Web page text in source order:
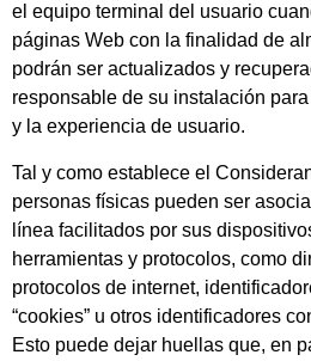
el equipo terminal del usuario
páginas Web con la finalidad de
podrán ser actualizados y
responsable de su instalación
y la experiencia de usuario.
Tal y como establece el
personas físicas pueden ser
línea facilitados por sus
herramientas y protocolos, como
protocolos de internet,
“cookies” u otros identificadores
Esto puede dejar huellas que, en